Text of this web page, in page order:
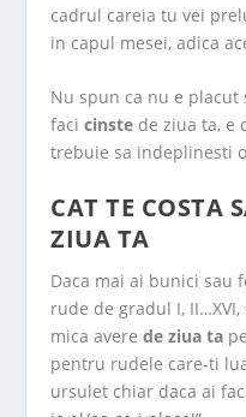
cadrul careia tu vei
in capul mesei, adica
Nu spun ca nu e placut
facicinste de ziua ta, e
trebuie sa indeplinesti
CAT TE COSTA
ZIUA TA
Daca mai ai bunici sau
rude de gradul I,
mica averede ziua ta
pentru rudele care-ti
ursulet chiar daca ai